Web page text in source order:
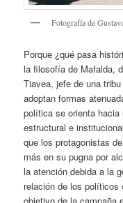
Fotografía de
Porque ¿qué pasa
la filosofía de Mafalda,
Tiavea, jefe de una
adoptan formas
política se orienta hacia
estructural e
que los protagonistas
más en su pugna por
la atención debida a la
relación de los